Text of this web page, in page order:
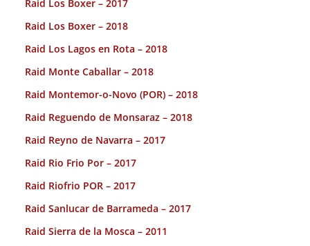
Raid Los Boxer – 2017
Raid Los Boxer – 2018
Raid Los Lagos en Rota – 2018
Raid Monte Caballar – 2018
Raid Montemor-o-Novo (POR) – 2018
Raid Reguendo de Monsaraz – 2018
Raid Reyno de Navarra – 2017
Raid Rio Frio Por – 2017
Raid Riofrio POR – 2017
Raid Sanlucar de Barrameda – 2017
Raid Sierra de la Mosca – 2011